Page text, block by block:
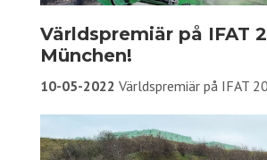
Världspremiär på IFAT
München!
10-05-2022 Världspremiär på IFAT